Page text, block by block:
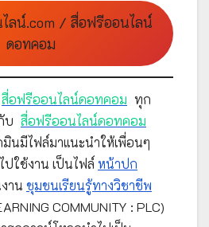
ลน์.com / สื่อฟรีออนไลน์
ดอทคอม
สื่อฟรีออนไลน์ดอทคอม ทุก
บ สื่อฟรีออนไลน์ดอทคอม
นมีไฟล์มาแนะนำให้เพื่อนๆ
ใช้งาน เป็นไฟล์ หน้าปก
าน ชุมชนเรียนรู้ทางวิชาชีพ
COMMUNITY : PLC)